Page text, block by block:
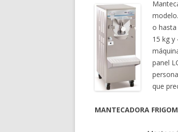
o hasta
15 kg y
panel
que
MANTECADORA